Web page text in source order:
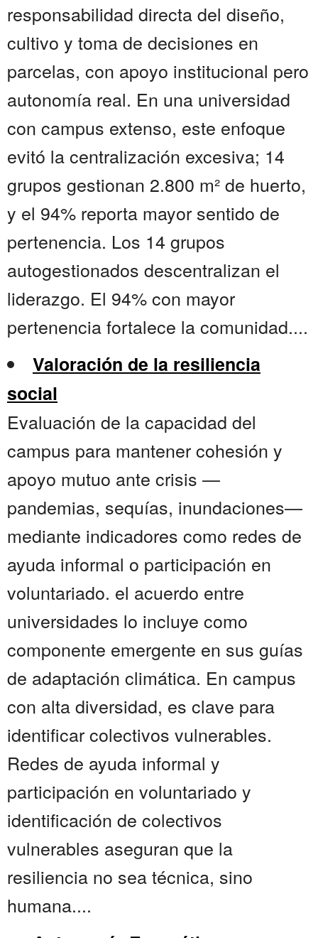
responsabilidad directa del diseño,
cultivo y toma de decisiones en
parcelas, con apoyo institucional pero
autonomía real. En una universidad
con campus extenso, este enfoque
evitó la centralización excesiva; 14
grupos gestionan 2.800 m² de huerto,
y el 94% reporta mayor sentido de
pertenencia. Los 14 grupos
autogestionados descentralizan el
liderazgo. El 94% con mayor
pertenencia fortalece la comunidad....
Valoración de la resiliencia
social
Evaluación de la capacidad del
campus para mantener cohesión y
apoyo mutuo ante crisis —
pandemias, sequías, inundaciones—
mediante indicadores como redes de
ayuda informal o participación en
voluntariado. el acuerdo entre
universidades lo incluye como
componente emergente en sus guías
de adaptación climática. En campus
con alta diversidad, es clave para
identificar colectivos vulnerables.
Redes de ayuda informal y
participación en voluntariado y
identificación de colectivos
vulnerables aseguran que la
resiliencia no sea técnica, sino
humana....